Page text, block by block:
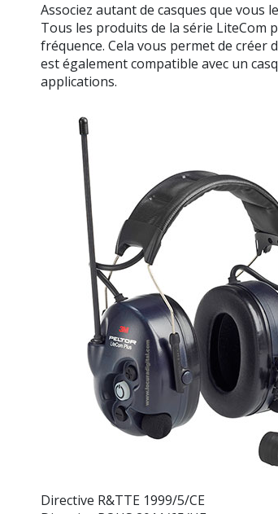
Associez autant de casques que vous
Tous les produits de la série LiteCom
fréquence. Cela vous permet de créer
est également compatible avec un
applications.
Directive R&TTE 1999/5/CE